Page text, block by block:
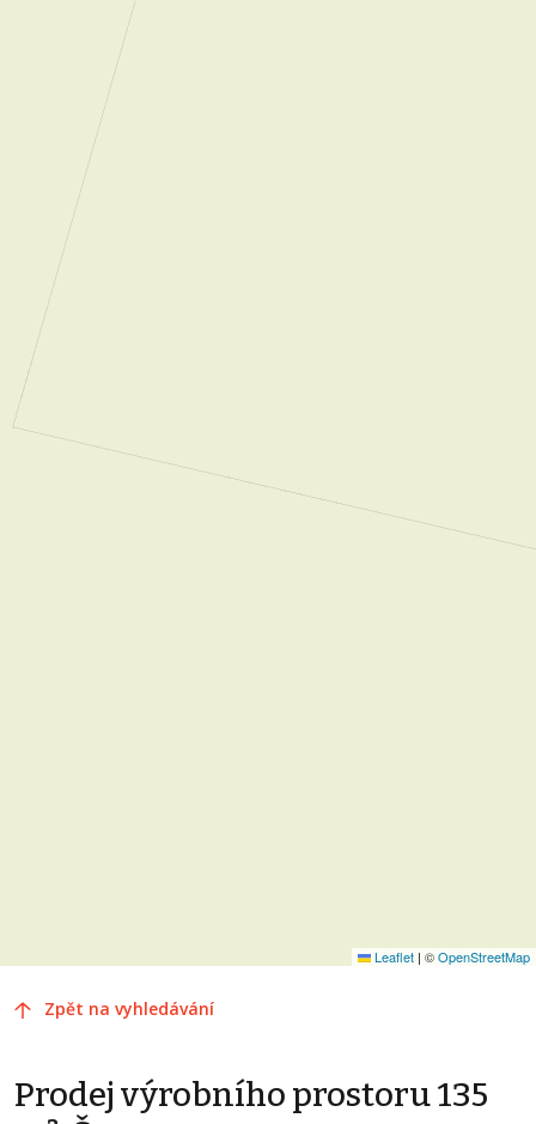
Leaflet | ©OpenStreetMap
Zpět na vyhledávání
Prodej výrobního prostoru 135